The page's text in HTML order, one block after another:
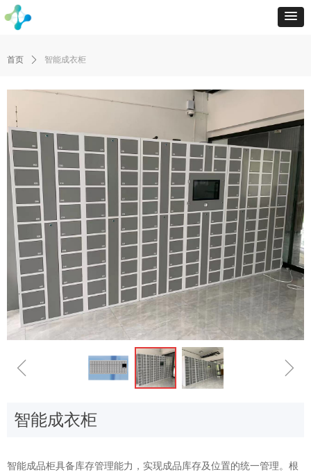
ꁆ ꁇ
智能成品柜具备库存管理能力，实现成品库存及位置的统一管理。根
智能成衣柜
首页 ꄲ 智能成衣柜